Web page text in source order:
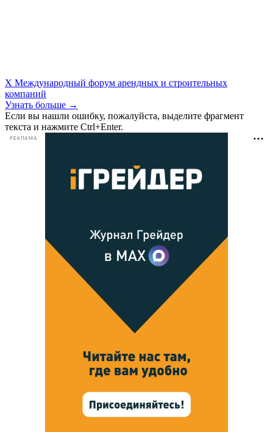
X Международный форум арендных и строительных
компаний
Узнать больше →
Если вы нашли ошибку, пожалуйста, выделите фрагмент
текста и нажмите Ctrl+Enter.
РЕКЛАМА